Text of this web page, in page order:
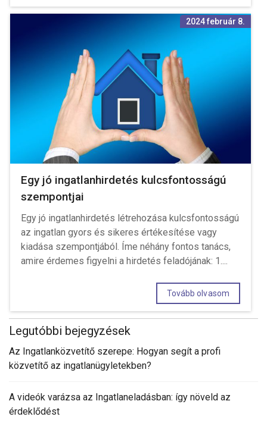
2024 február 8.
Egy jó ingatlanhirdetés kulcsfontosságú
szempontjai
Egy jó ingatlanhirdetés létrehozása kulcsfontosságú
az ingatlan gyors és sikeres értékesítése vagy
kiadása szempontjából. Íme néhány fontos tanács,
amire érdemes figyelni a hirdetés feladójának: 1....
Tovább olvasom
Legutóbbi bejegyzések
Az Ingatlanközvetítő szerepe: Hogyan segít a profi
közvetítő az ingatlanügyletekben?
A videók varázsa az Ingatlaneladásban: így növeld az
érdeklődést